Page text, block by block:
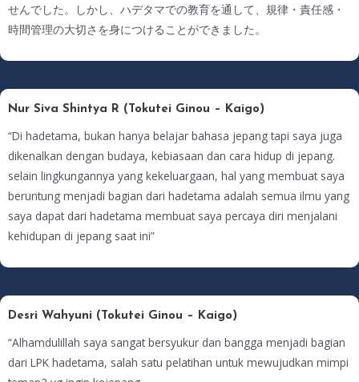
せんでした。しかし、ハデタマでの教育を通して、規律・責任感・
時間管理の大切さを身につけることができました。
Nur Siva Shintya R (Tokutei Ginou – Kaigo)
“Di hadetama, bukan hanya belajar bahasa jepang tapi saya juga
dikenalkan dengan budaya, kebiasaan dan cara hidup di jepang.
selain lingkungannya yang kekeluargaan, hal yang membuat saya
beruntung menjadi bagian dari hadetama adalah semua ilmu yang
saya dapat dari hadetama membuat saya percaya diri menjalani
kehidupan di jepang saat ini”
Desri Wahyuni (Tokutei Ginou – Kaigo)
“Alhamdulillah saya sangat bersyukur dan bangga menjadi bagian
dari LPK hadetama, salah satu pelatihan untuk mewujudkan mimpi